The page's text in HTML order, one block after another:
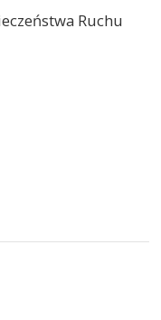
Ruchu